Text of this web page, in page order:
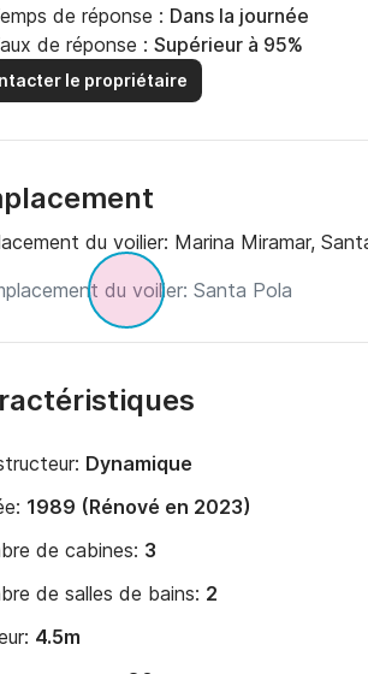
de réponse : Dans la journée
de réponse : Supérieur à 95%
le propriétaire
du voilier: Marina Miramar,
Dynamique
1989 (Rénové en 2023)
de cabines: 3
de salles de bains: 2
4.5m